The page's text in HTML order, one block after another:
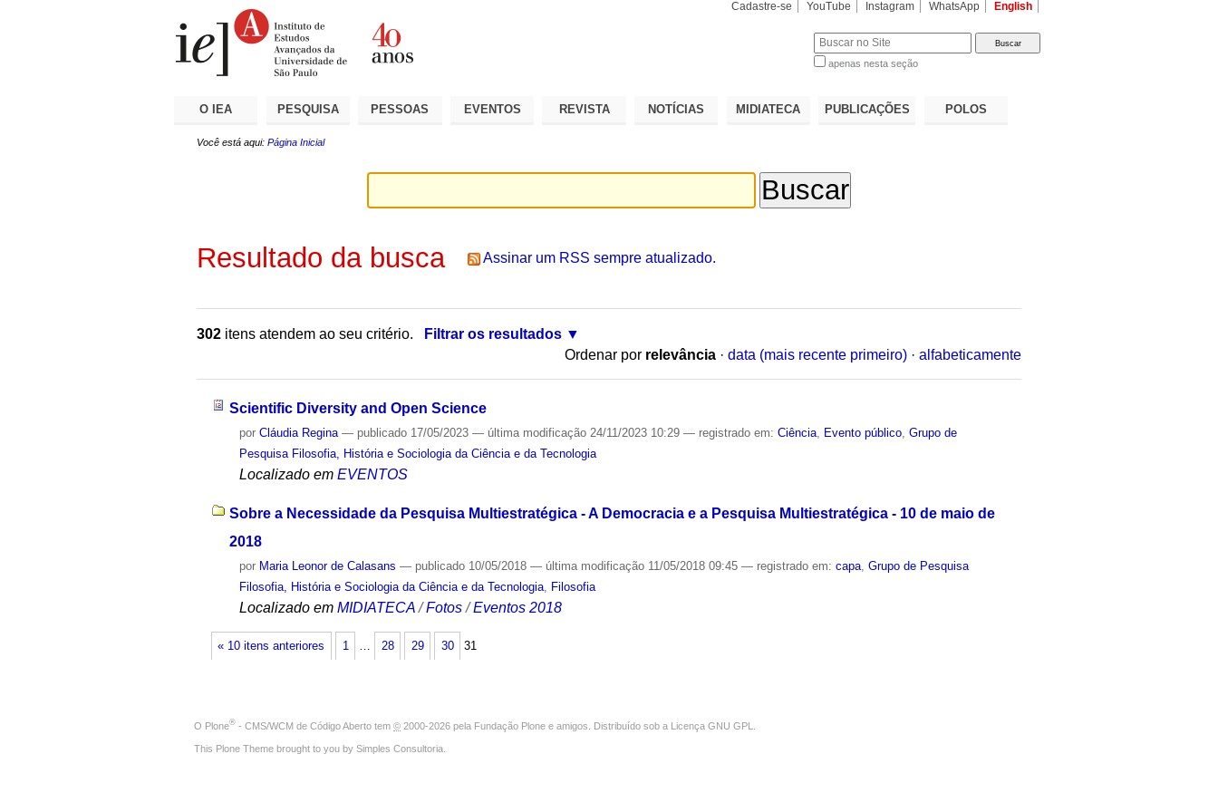
Cadastre-se YouTube Instagram WhatsApp English
apenas nesta seção
O IEA PESQUISA PESSOAS EVENTOS REVISTA NOTÍCIAS MIDIATECA PUBLICAÇÕES POLOS
Você está aqui: Página Inicial
Resultado da busca Assinar um RSS sempre atualizado.
302 itens atendem ao seu critério.
Filtrar os resultados
Ordenar por relevância · data (mais recente primeiro) · alfabeticamente
Scientific Diversity and Open Science
porCláudia Regina — publicado 17/05/2023— última modificação 24/11/2023 10:29— registrado em:Ciência Evento público ,Grupo de
Pesquisa Filosofia, História e Sociologia da Ciência e da Tecnologia
Localizado em EVENTOS
Sobre a Necessidade da Pesquisa Multiestratégica - A Democracia e a Pesquisa Multiestratégica - 10 de maio de
2018
por Maria Leonor de Calasans — publicado 10/05/2018— última modificação 11/05/2018 09:45— registrado em:capa ,Grupo de Pesquisa
Filosofia, História e Sociologia da Ciência e da Tecnologia Filosofia
Localizado em MIDIATECA /Fotos /Eventos 2018
« 10 itens anteriores 1 28 29 30 31
O Plone® - CMS/WCM de Código Aberto tem © 2000-2026 pela Fundação Plone e amigos. Distribuído sob a Licença GNU GPL
This Plone Theme brought to you by Simples Consultoria